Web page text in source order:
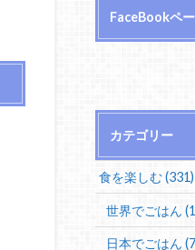
FaceBookペ
カテゴリー
食を楽しむ (331)
世界でごはん
日本でごはん